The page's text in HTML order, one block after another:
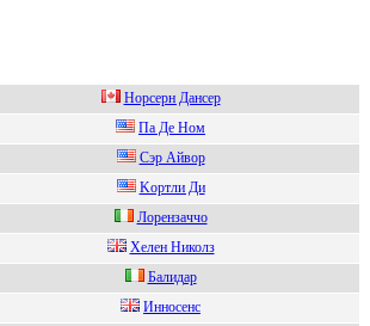
Hopсepн Дансep
Па Дe Ном
Сэр Айвор
Kортли Ди
Лоpензаччо
Xeлeн Hиколз
Бaлидap
Инноceнc